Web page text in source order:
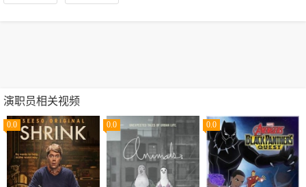
演职员相关视频
0.0 0.0 0.0